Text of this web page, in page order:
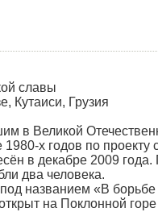
славы
Кутаиси, Грузия
в Великой
х годов по проекту
в декабре 2009 года.
два человека.
названием «В
на Поклонной